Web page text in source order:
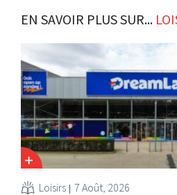
EN SAVOIR PLUS SUR...
Loisirs 7 Août, 2026